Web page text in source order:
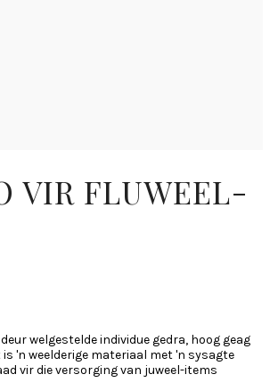
VIR FLUWEEL-
welgestelde individue gedra, hoog geag
'n weelderige materiaal met 'n sysagte
vir die versorging van juweel-items